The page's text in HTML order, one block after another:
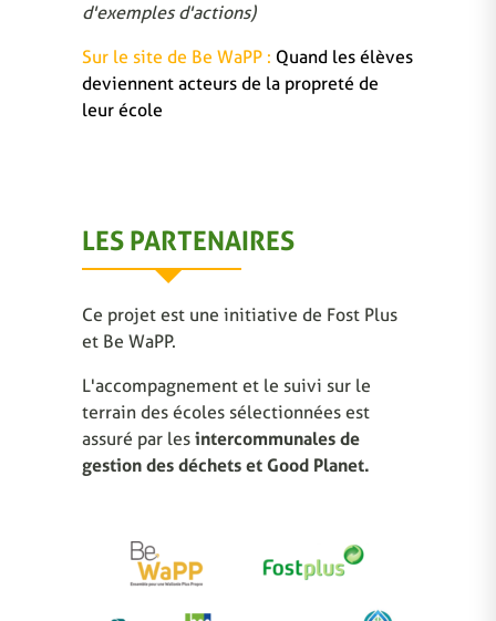
d'exemples d'actions)
Sur le site de Be WaPP : Quand les élèves
deviennent acteurs de la propreté de
leur école
LES PARTENAIRES
Ce projet est une initiative de Fost Plus
et Be WaPP.
L'accompagnement et le suivi sur le
terrain des écoles sélectionnées est
assuré par les intercommunales de
gestion des déchets et Good Planet.